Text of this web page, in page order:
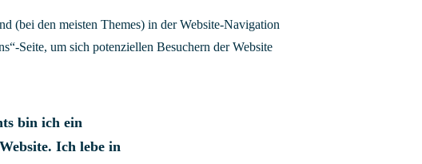
(bei den meisten Themes) in der Website-Navigation
Seite, um sich potenziellen Besuchern der Website
bin ich ein
Ich lebe in